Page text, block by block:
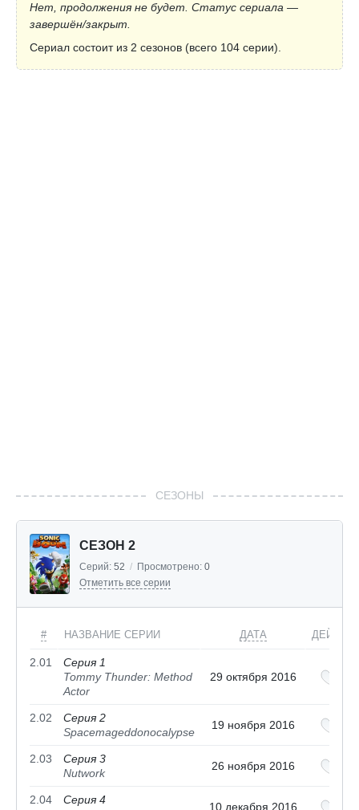
Нет, продолжения не будет. Статус сериала —
завершён/закрыт.
Сериал состоит из 2 сезонов (всего 104 серии).
СЕЗОНЫ
СЕЗОН 2
Серий: 52 / Просмотрено: 0
Отметить все серии
# НАЗВАНИЕ СЕРИИ ДАТА
2.01
Серия 1
Tommy Thunder: Method
Actor
29 октября 2016
2.02
Серия 2
Spacemageddonocalypse
19 ноября 2016
2.03
Серия 3
Nutwork
26 ноября 2016
2.04
Серия 4
10 декабря 2016